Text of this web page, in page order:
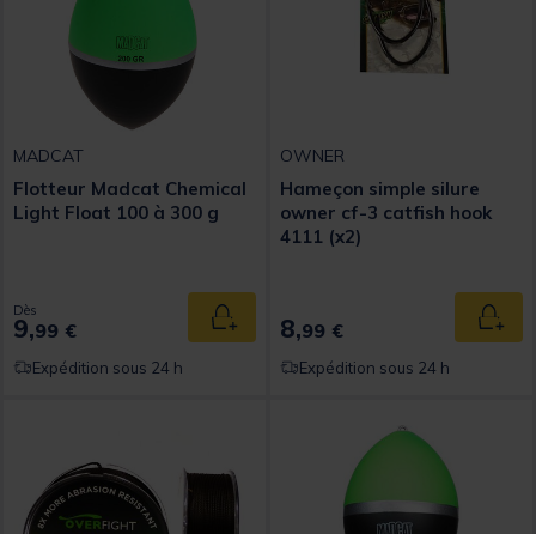
MADCAT
Flotteur Madcat Chemical
Light Float 100 à 300 g
Dès
9,99 € Ajouter au panier
Expédition sous 24 h
OWNER
Hameçon simple silure
owner cf-3 catfish hook
4111 (x2)
8,99 €
Expédition sous 24 h